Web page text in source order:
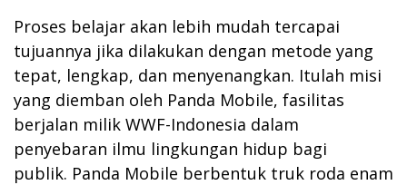
Proses belajar akan lebih mudah tercapai
tujuannya jika dilakukan dengan metode yang
tepat, lengkap, dan menyenangkan. Itulah misi
yang diemban oleh Panda Mobile, fasilitas
berjalan milik WWF-Indonesia dalam
penyebaran ilmu lingkungan hidup bagi
publik. Panda Mobile berbentuk truk roda enam